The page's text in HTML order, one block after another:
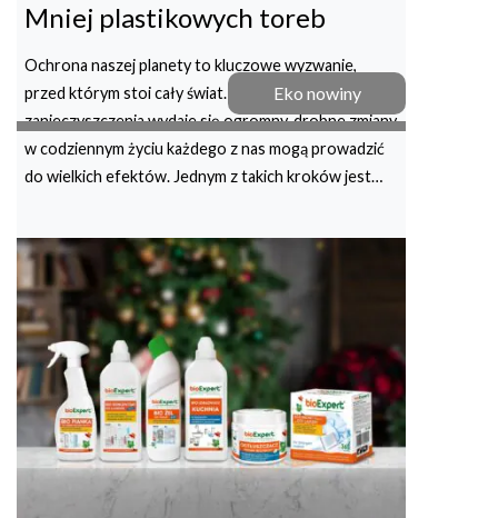
Eko nowiny
Mniej plastikowych toreb
Ochrona naszej planety to kluczowe wyzwanie,
przed którym stoi cały świat. Choć problem
zanieczyszczenia wydaje się ogromny, drobne zmiany
w codziennym życiu każdego z nas mogą prowadzić
do wielkich efektów. Jednym z takich kroków jest…